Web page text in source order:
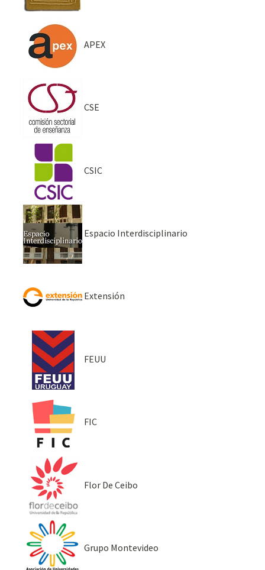
APEX
CSE
CSIC
Espacio Interdisciplinario
Extensión
FEUU
FIC
Flor De Ceibo
Grupo Montevideo